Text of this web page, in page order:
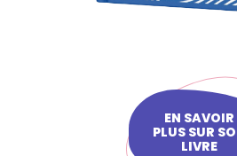
EN SAVOIR
PLUS SUR
LIVRE